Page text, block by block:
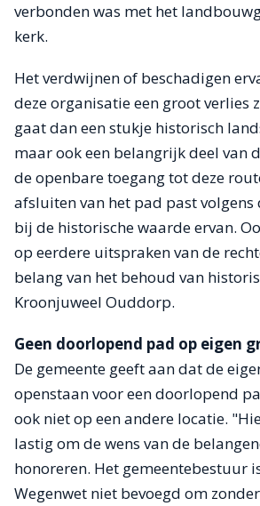
verbonden was met het
kerk.
Het verdwijnen of beschadigen
deze organisatie een groot verlies
gaat dan een stukje historisch
maar ook een belangrijk deel van
de openbare toegang tot deze
afsluiten van het pad past
bij de historische waarde ervan.
op eerdere uitspraken van de
belang van het behoud van
Kroonjuweel Ouddorp.
Geen doorlopend pad op eigen
De gemeente geeft aan dat de
openstaan voor een doorlopend
ook niet op een andere locatie.
lastig om de wens van de
honoreren. Het gemeentebestuur
Wegenwet niet bevoegd om